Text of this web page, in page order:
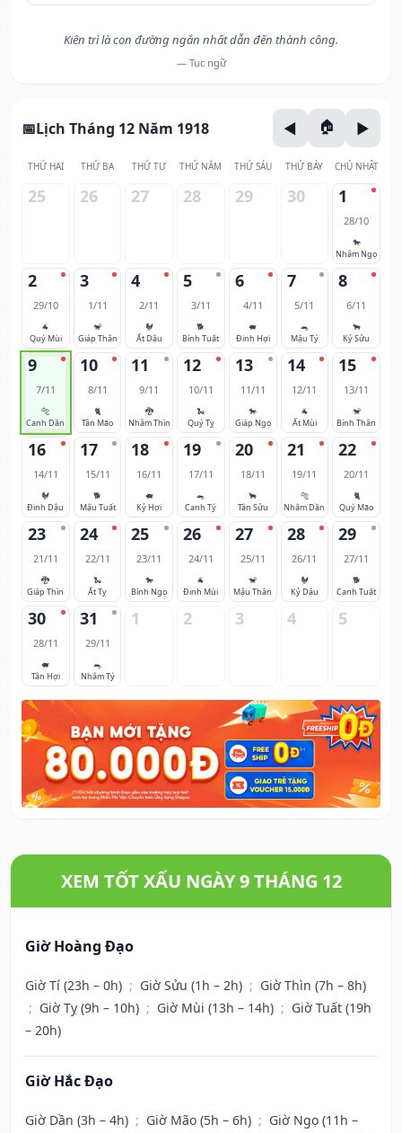
Kiên trì là con đường ngắn nhất dẫn đến thành công.
— Tục ngữ
Lịch Tháng 12 Năm 1918
THỨ HAI THỨ BA THỨ TƯ THỨ NĂM THỨ SÁU THỨ BẢY CHỦ NHẬT
25 26 27 28 29 30 1
28/10
🐎
Nhâm Ngọ
2
29/10
🐐
Quý Mùi
3
1/11
🐒
Giáp Thân
4
2/11
🐓
Ất Dậu
5
3/11
🐕
Bính Tuất
6
4/11
🐖
Đinh Hợi
7
5/11
🐀
Mậu Tý
8
6/11
🐂
Kỷ Sửu
9
7/11
🐅
Canh Dần
10
8/11
🐈
Tân Mão
11
9/11
🐉
Nhâm Thìn
12
10/11
🐍
Quý Tỵ
13
11/11
🐎
Giáp Ngọ
14
12/11
🐐
Ất Mùi
15
13/11
🐒
Bính Thân
16
14/11
🐓
Đinh Dậu
17
15/11
🐕
Mậu Tuất
18
16/11
🐖
Kỷ Hợi
19
17/11
🐀
Canh Tý
20
18/11
🐂
Tân Sửu
21
19/11
🐅
Nhâm Dần
22
20/11
🐈
Quý Mão
23
21/11
🐉
Giáp Thìn
24
22/11
🐍
Ất Tỵ
25
23/11
🐎
Bính Ngọ
26
24/11
🐐
Đinh Mùi
27
25/11
🐒
Mậu Thân
28
26/11
🐓
Kỷ Dậu
29
27/11
🐕
Canh Tuất
30
28/11
🐖
Tân Hợi
31
29/11
🐀
Nhâm Tý
1 2 3 4 5
XEM TỐT XẤU NGÀY 9 THÁNG 12
Giờ Hoàng Đạo
Giờ Tí (23h – 0h) ; Giờ Sửu (1h – 2h) ; Giờ Thìn (7h – 8h)
; Giờ Tỵ (9h – 10h) ; Giờ Mùi (13h – 14h) ; Giờ Tuất (19h
– 20h)
Giờ Hắc Đạo
Giờ Dần (3h – 4h) ; Giờ Mão (5h – 6h) ; Giờ Ngọ (11h –